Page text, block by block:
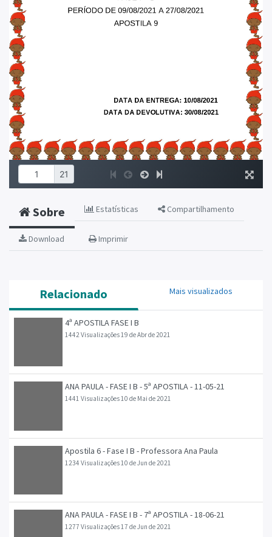
Relacionado Mais visualizados
4ª APOSTILA FASE I B
1442 Visualizações19 de Abr de 2021
ANA PAULA - FASE I B - 5ª APOSTILA - 11-05-21
1441 Visualizações10 de Mai de 2021
Apostila 6 - Fase I B - Professora Ana Paula
1234 Visualizações 10 de Jun de 2021
ANA PAULA - FASE I B - 7ª APOSTILA - 18-06-21
1277 Visualizações17 de Jun de 2021
Sobre Estatísticas Compartilhamento
Download Imprimir